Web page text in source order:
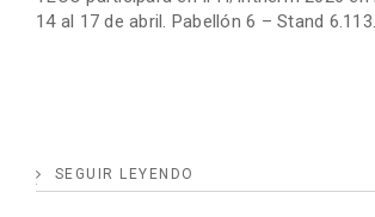
14 al 17 de abril. Pabellón 6 – Stand 6.113.
SEGUIR LEYENDO